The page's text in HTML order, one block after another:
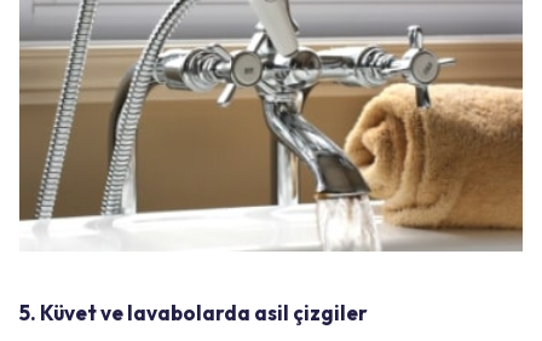
5. Küvet ve lavabolarda asil çizgiler